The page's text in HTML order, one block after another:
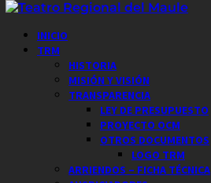
Saltar
contenido
Menú
principal
INICIO
TRM
HISTORIA
MISIÓN Y VISIÓN
TRANSPARENCIA
LEY DE PRESUPUESTO
PROYECTO OCM
OTROS DOCUMENTOS
LOGO TRM
ARRIENDOS – FICHA TÉCNICA